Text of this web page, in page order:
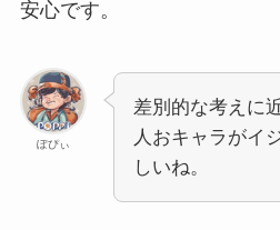
安心です。
ぽぴぃ
差別的な考えに
人おキャラがイ
しいね。